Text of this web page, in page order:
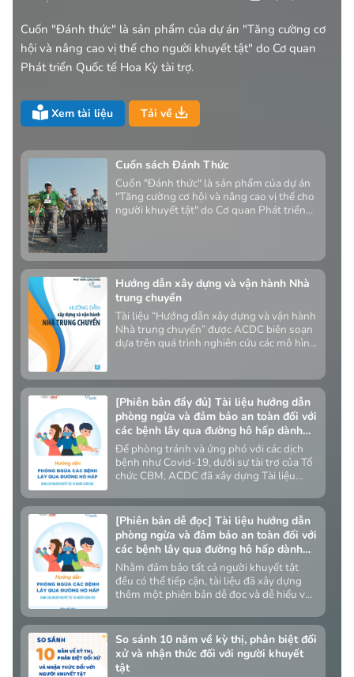
Cuốn "Đánh thức" là sản phẩm của dự án "Tăng cường cơ
hội và nâng cao vị thế cho người khuyết tật" do Cơ quan
Phát triển Quốc tế Hoa Kỳ tài trợ.
Xem tài liệu Tải về
Cuốn sách Đánh Thức
Cuốn "Đánh thức" là sản phẩm của dự án
"Tăng cường cơ hội và nâng cao vị thế cho
người khuyết tật" do Cơ quan Phát triển
Hướng dẫn xây dựng và vận hành Nhà
trung chuyển
Tài liệu “Hướng dẫn xây dựng và vận hành
Nhà trung chuyển” được ACDC biên soạn
dựa trên quá trình nghiên cứu các mô hình
trình tham vấn lãnh đạo các Sở Y tế, cơ sở
y tế và các cá nhân tham gia trực tiếp vào
quá trình vận hành thử nghiệm mô hình.
Đây là sản phẩm của dự án “Tăng cường
cơ hội và nâng cao vị thế cho Người
khuyết tật” dưới sự tài trợ của Cơ quan
phát triển Quốc tế Hoa Kỳ tại Việt Nam.
[Phiên bản đầy đủ] Tài liệu hướng dẫn
phòng ngừa và đảm bảo an toàn đối với
các bệnh lây qua đường hô hấp dành
cho người khuyết tật và người chăm
sóc
Để phòng tránh và ứng phó với các dịch
bệnh như Covid-19, dưới sự tài trợ của Tổ
chức CBM, ACDC đã xây dựng Tài liệu
toàn đối với các bệnh lây qua đường hô
hấp dành cho người khuyết tật và người
chăm sóc.
[Phiên bản dễ đọc] Tài liệu hướng dẫn
phòng ngừa và đảm bảo an toàn đối với
các bệnh lây qua đường hô hấp dành
cho người khuyết tật và người chăm
sóc
Nhằm đảm bảo tất cả người khuyết tật
đều có thể tiếp cận, tài liệu đã xây dựng
thêm một phiên bản dễ đọc và dễ hiểu vẫn
liệu.
So sánh 10 năm về kỳ thị, phân biệt đối
xử và nhận thức đối với người khuyết
tật